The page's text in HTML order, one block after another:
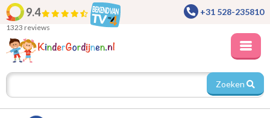
9.4
1323 reviews
+31 528-235810
Zoeken